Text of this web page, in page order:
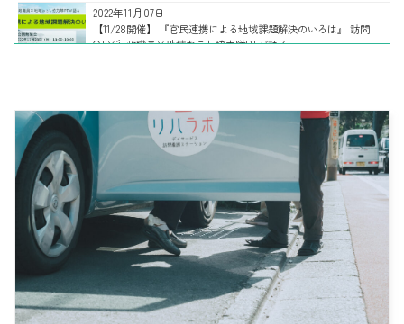
2022年11月07日
【11/28開催】 『官民連携による地域課題解決のいろは』 訪問
OT×行政職員×地域おこし協力隊PTが語る
多様な強みを併せ持つ、リハラボ訪問看護部門リハビリチームの
ご紹介｜主任/理学療法士・目代桃子さん
2022年09月14日
【予告！会社説明会】 リハラボ町田、看護師を募集！
2022年09月05日
いつまでたっても社会勉強！ リハラボ高円寺とAさんの10年間の軌
跡